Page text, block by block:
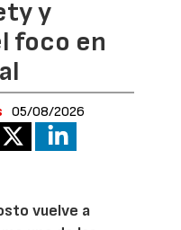
y
foco en
05/08/2026
vuelve a